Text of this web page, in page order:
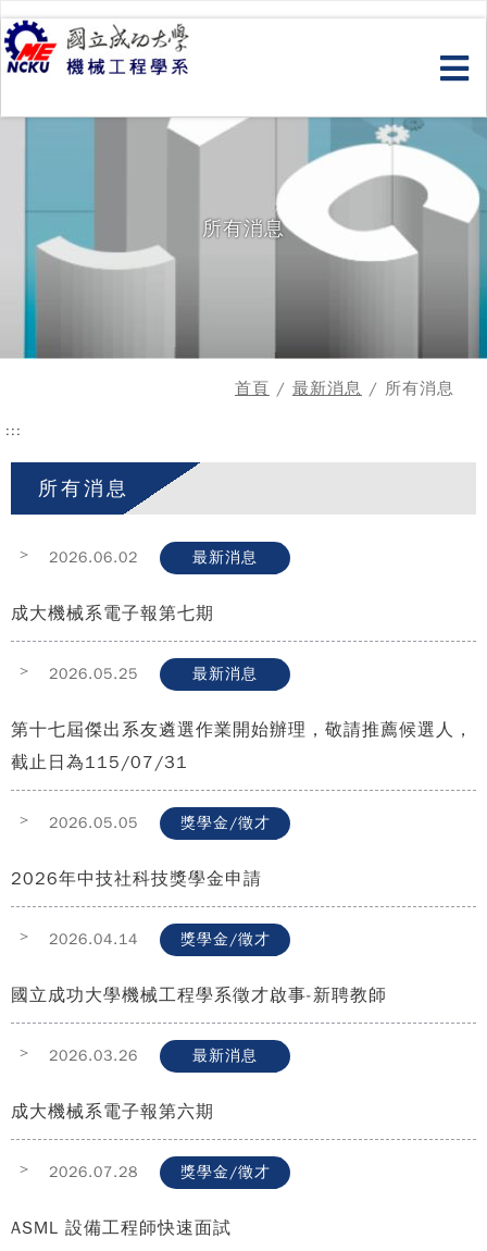
跳
到
主
要
容
所有消息
首頁 / 最新消息 / 所有消息
:::
所有消息
> 2026.06.02 最新消息
成大機械系電子報第七期
> 2026.05.25 最新消息
第十七屆傑出系友遴選作業開始辦理，敬請推薦候選人，
截止日為115/07/31
> 2026.05.05 獎學金/徵才
2026年中技社科技獎學金申請
> 2026.04.14 獎學金/徵才
國立成功大學機械工程學系徵才啟事-新聘教師
> 2026.03.26 最新消息
成大機械系電子報第六期
> 2026.07.28 獎學金/徵才
ASML 設備工程師快速面試